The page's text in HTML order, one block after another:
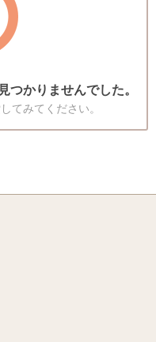
つかりませんでした。
てみてください。